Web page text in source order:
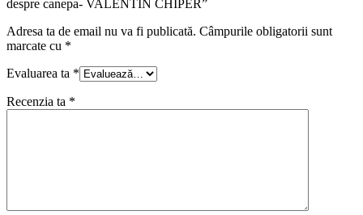
despre canepa- VALENTIN CHIPER”
Adresa ta de email nu va fi publicată. Câmpurile obligatorii sunt
marcate cu *
Evaluarea ta *
Recenzia ta *